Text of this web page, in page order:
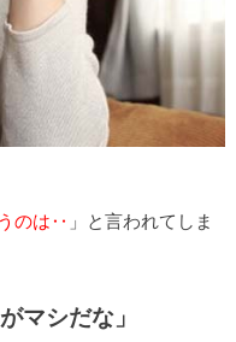
のは‥ 」と言われてしま
マシだな」